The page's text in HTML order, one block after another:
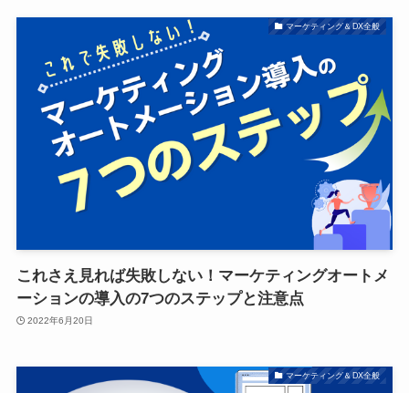
マーケティング＆DX全般
これさえ見れば失敗しない！マーケティングオートメ
ーションの導入の7つのステップと注意点
2022年6月20日
マーケティング＆DX全般